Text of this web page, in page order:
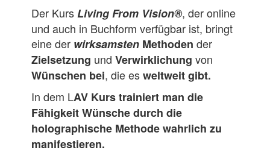
Der Kurs Living From Vision®, der online
und auch in Buchform verfügbar ist, bringt
eine der wirksamsten Methoden der
Zielsetzung und Verwirklichungvon
Wünschen bei, die esweltweit gibt.
In dem LAV Kurs trainiert man die
Fähigkeit Wünsche durch die
holographische Methode wahrlich zu
manifestieren.